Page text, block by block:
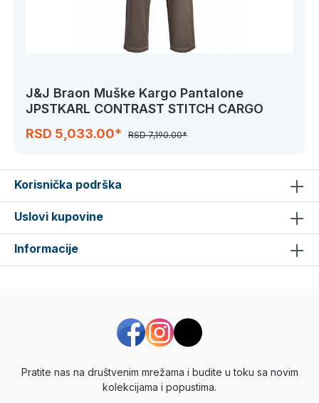
J&J Braon Muške Kargo Pantalone
JPSTKARL CONTRAST STITCH CARGO
RSD 5,033.00*
RSD 7,190.00*
Korisnička podrška
Uslovi kupovine
Informacije
Pratite nas na društvenim mrežama i budite u toku sa novim
kolekcijama i popustima.